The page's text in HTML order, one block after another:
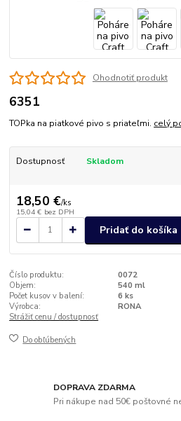
Ohodnotiť produkt
6351
TOPka na piatkové pivo s priateľmi. celý
Dostupnosť Skladom
18,50 €/ks
15,04 € bez DPH
Pridať do košíka
Číslo produktu:
0072
Objem:
540 ml
Počet kusov v balení:
6 ks
Výrobca:
RONA
Strážiť cenu / dostupnosť
Do obľúbených
DOPRAVA ZDARMA
Pri nákupe nad 50€ poštovné